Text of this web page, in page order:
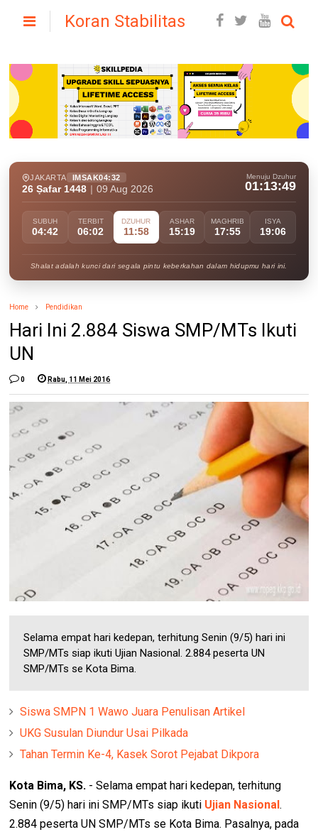
Koran Stabilitas
JAKARTA IMSAK04:32
26 Ṣafar 1448 09 Aug 2026
Menuju Dzuhur
01:13:48
SUBUH
04:42
TERBIT
06:02
DZUHUR
11:58
ASHAR
15:19
MAGHRIB
17:55
ISYA
19:06
Shalat adalah kunci dari segala pintu keberkahan dalam hidupmu hari ini.
Home Pendidikan
Hari Ini 2.884 Siswa SMP/MTs Ikuti
UN
0 Rabu, 11 Mei 2016
Selama empat hari kedepan, terhitung Senin (9/5) hari ini
SMP/MTs siap ikuti Ujian Nasional. 2.884 peserta UN
SMP/MTs se Kota Bima.
Siswa SMPN 1 Wawo Juara Penulisan Artikel
UKG Susulan Diundur Usai Pilkada
Tahan Termin Ke-4, Kasek Sorot Pejabat Dikpora
Kota Bima, KS. - Selama empat hari kedepan, terhitung
Senin (9/5) hari ini SMP/MTs siap ikuti Ujian Nasional.
2.884 peserta UN SMP/MTs se Kota Bima. Pasalnya, pada